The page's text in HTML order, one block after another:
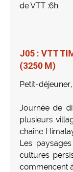
de VTT :6h
J05 : VTT
(3250 M)
Petit-
Journée de
plusieurs
chaîne
Les
cultures
commencent